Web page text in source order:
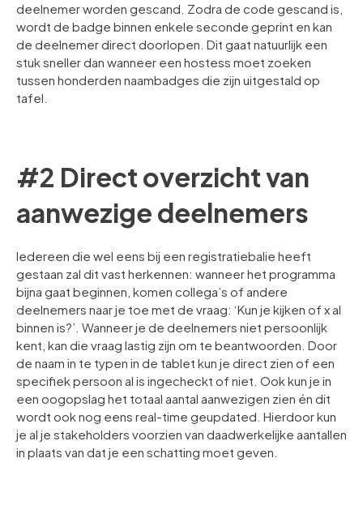
deelnemer worden gescand. Zodra de code gescand is,
wordt de badge binnen enkele seconde geprint en kan
de deelnemer direct doorlopen. Dit gaat natuurlijk een
stuk sneller dan wanneer een hostess moet zoeken
tussen honderden naambadges die zijn uitgestald op
tafel.
#2 Direct overzicht van
aanwezige deelnemers
Iedereen die wel eens bij een registratiebalie heeft
gestaan zal dit vast herkennen: wanneer het programma
bijna gaat beginnen, komen collega’s of andere
deelnemers naar je toe met de vraag: ‘Kun je kijken of x al
binnen is?’. Wanneer je de deelnemers niet persoonlijk
kent, kan die vraag lastig zijn om te beantwoorden. Door
de naam in te typen in de tablet kun je direct zien of een
specifiek persoon al is ingecheckt of niet. Ook kun je in
een oogopslag het totaal aantal aanwezigen zien én dit
wordt ook nog eens real-time geupdated. Hierdoor kun
je al je stakeholders voorzien van daadwerkelijke aantallen
in plaats van dat je een schatting moet geven.